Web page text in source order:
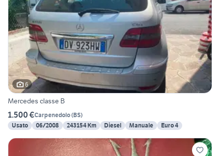
6
Mercedes classe B
1.500 €Carpenedolo(BS)
Usato
06/2008 243154 Km Diesel Manuale Euro 4